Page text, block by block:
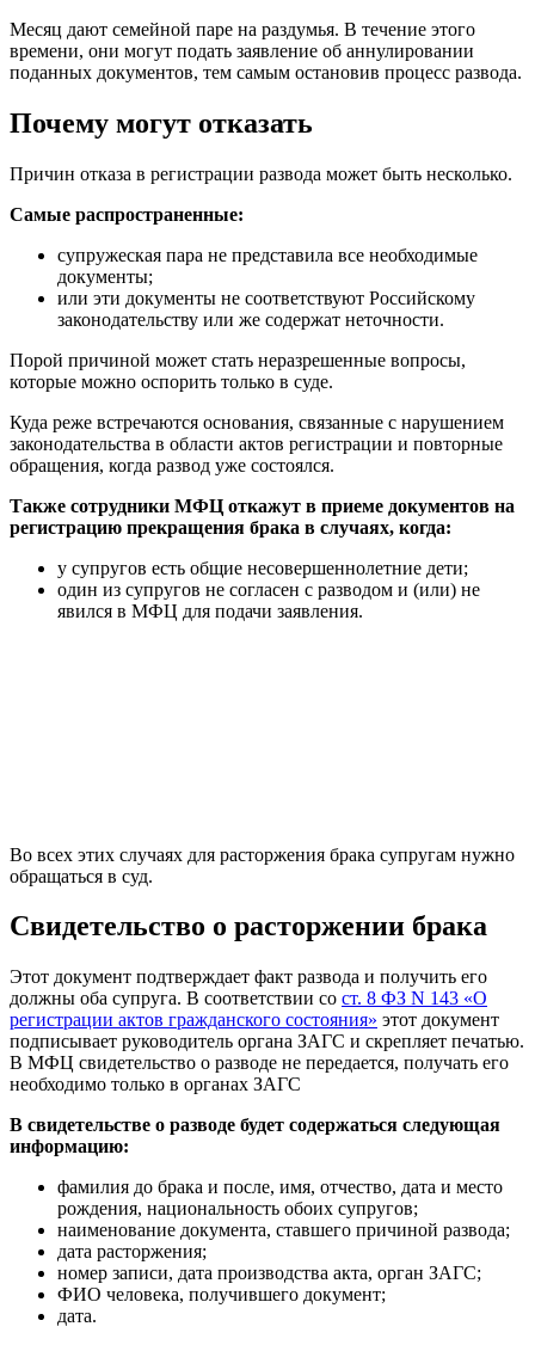
Месяц дают семейной паре на раздумья. В течение этого
времени, они могут подать заявление об аннулировании
поданных документов, тем самым остановив процесс развода.
Почему могут отказать
Причин отказа в регистрации развода может быть несколько.
Самые распространенные:
супружеская пара не представила все необходимые
документы;
или эти документы не соответствуют Российскому
законодательству или же содержат неточности.
Порой причиной может стать неразрешенные вопросы,
которые можно оспорить только в суде.
Куда реже встречаются основания, связанные с нарушением
законодательства в области актов регистрации и повторные
обращения, когда развод уже состоялся.
Также сотрудники МФЦ откажут в приеме документов на
регистрацию прекращения брака в случаях, когда:
у супругов есть общие несовершеннолетние дети;
один из супругов не согласен с разводом и (или) не
явился в МФЦ для подачи заявления.
Во всех этих случаях для расторжения брака супругам нужно
обращаться в суд.
Свидетельство о расторжении брака
Этот документ подтверждает факт развода и получить его
должны оба супруга. В соответствии со ст. 8 ФЗ N 143 «О
регистрации актов гражданского состояния» этот документ
подписывает руководитель органа ЗАГС и скрепляет печатью.
В МФЦ свидетельство о разводе не передается, получать его
необходимо только в органах ЗАГС
В свидетельстве о разводе будет содержаться следующая
информацию:
фамилия до брака и после, имя, отчество, дата и место
рождения, национальность обоих супругов;
наименование документа, ставшего причиной развода;
дата расторжения;
номер записи, дата производства акта, орган ЗАГС;
ФИО человека, получившего документ;
дата.